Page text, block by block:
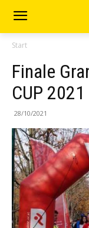
Start
Finale
CUP 2021
28/10/2021